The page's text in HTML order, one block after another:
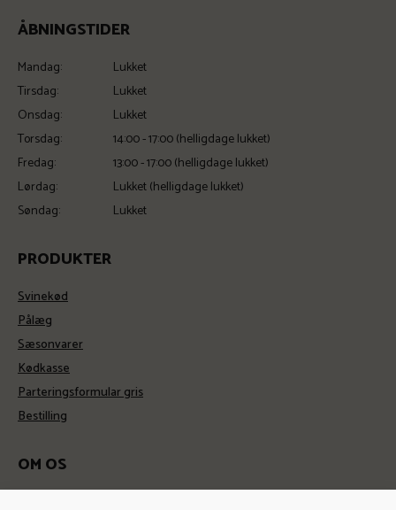
ÅBNINGSTIDER
Mandag:
Lukket
Tirsdag:
Lukket
Onsdag:
Lukket
Torsdag:
14:00 - 17:00 (helligdage lukket)
Fredag:
13:00 - 17:00 (helligdage lukket)
Lørdag:
Lukket (helligdage lukket)
Søndag:
Lukket
PRODUKTER
Svinekød
Pålæg
Sæsonvarer
Kødkasse
Parteringsformular gris
Bestilling
OM OS